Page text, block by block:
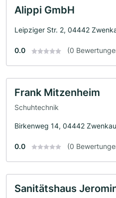
Alippi GmbH
Leipziger Str. 2, 04442
0.0 (0
Frank Mitzenheim
Schuhtechnik
Birkenweg 14, 04442 Zwenkau
0.0 (0
Sanitätshaus